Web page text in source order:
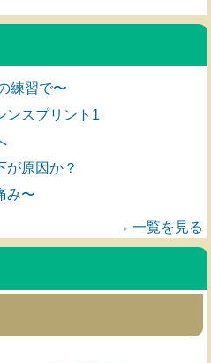
練習で〜
ンスプリント1
が原因か？
み〜
一覧を見る